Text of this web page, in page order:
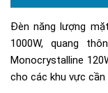
Đèn năng lượng
1000W, quang
Monocrystalline
cho các khu vực cần